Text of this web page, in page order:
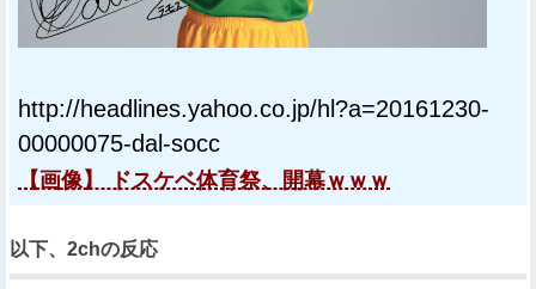
http://headlines.yahoo.co.jp/hl?a=20161230-
00000075-dal-socc
【画像】 ドスケベ体育祭、開幕ｗｗｗ
以下、2chの反応